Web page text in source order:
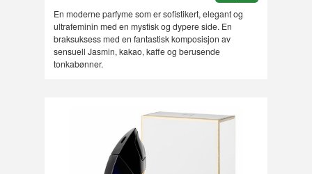
En moderne parfyme som er sofistikert, elegant og
ultrafeminin med en mystisk og dypere side. En
braksuksess med en fantastisk komposisjon av
sensuell Jasmin, kakao, kaffe og berusende
tonkabønner.